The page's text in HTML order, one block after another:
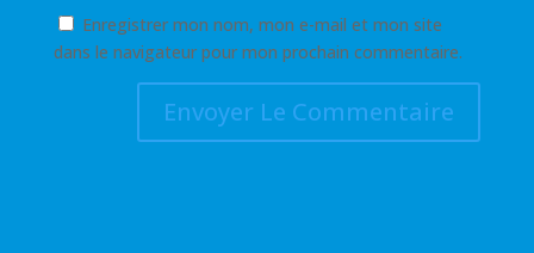
Enregistrer mon nom, mon e-mail et mon site
dans le navigateur pour mon prochain commentaire.